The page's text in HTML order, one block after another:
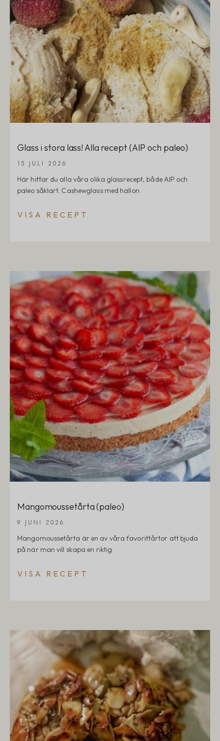
Glass i stora lass! Alla recept (AIP och paleo)
15 JULI 2026
Här hittar du alla våra olika glassrecept, både AIP och
paleo såklart. Cashewglass med hallon
VISA RECEPT
Mangomoussetårta (paleo)
9 JUNI 2026
Mangomoussetårta är en av våra favorittårtor att bjuda
på när man vill skapa en riktig
VISA RECEPT